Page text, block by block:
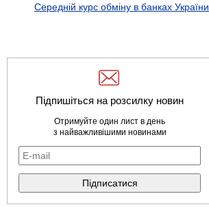
Середній курс обміну в банках України
Підпишіться на розсилку новин
Отримуйте один лист в день
з найважливішими новинами